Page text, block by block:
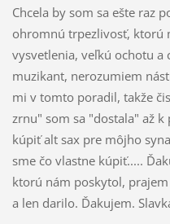
Chcela by som sa ešte raz
ohromnú trpezlivosť, ktorú
vysvetlenia, veľkú ochotu a
muzikant, nerozumiem
mi v tomto poradil, takže
zrnu" som sa "dostala" až
kúpiť alt sax pre môjho
sme čo vlastne kúpiť.....
ktorú nám poskytol,
a len darilo. Ďakujem.